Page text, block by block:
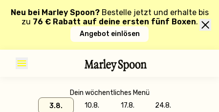
Neu bei Marley Spoon? Bestelle jetzt und erhalte bis
zu 76 € Rabatt auf deine ersten fünf Boxen.
Angebot einlösen
Dein wöchentliches Menü
3.8.
10.8. 17.8. 24.8.